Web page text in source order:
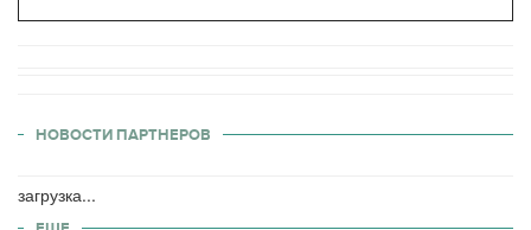
НОВОСТИ ПАРТНЕРОВ
загрузка...